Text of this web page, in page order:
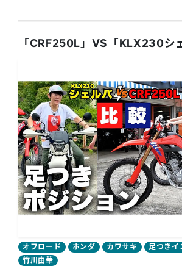
オフロード ホンダ カワサキ 足つきイ
竹川由華